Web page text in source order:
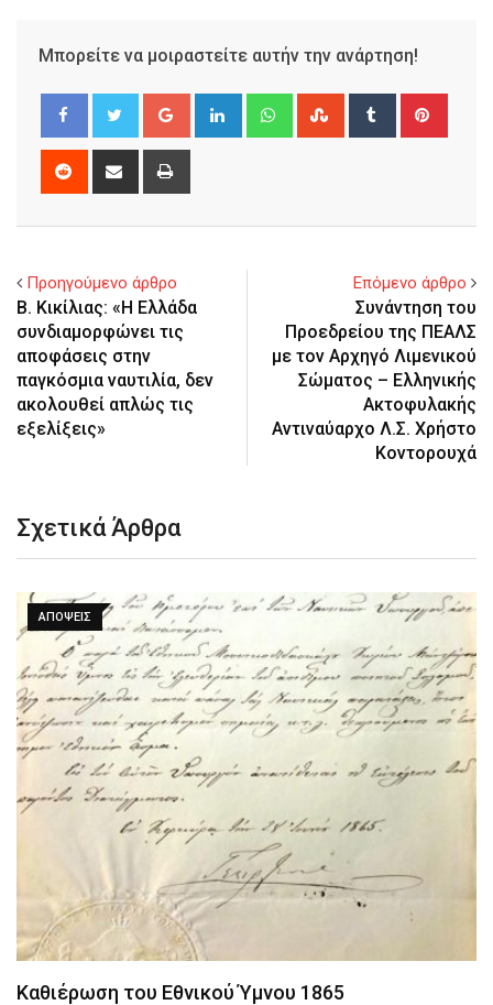
Μπορείτε να μοιραστείτε αυτήν την ανάρτηση!
Google+ LinkedIn WhatsappStumbleUpon
Tumblr
Reddit
Share
Προηγούμενο άρθρο
Β. Κικίλιας: «Η Ελλάδα
συνδιαμορφώνει τις
αποφάσεις στην
παγκόσμια ναυτιλία, δεν
ακολουθεί απλώς τις
εξελίξεις»
Επόμενο άρθρο
Συνάντηση του
Προεδρείου της ΠΕΑΛΣ
με τον Αρχηγό Λιμενικού
Σώματος – Ελληνικής
Ακτοφυλακής
Αντιναύαρχο Λ.Σ. Χρήστο
Κοντορουχά
Σχετικά Άρθρα
ΑΠΌΨΕΙΣ
Καθιέρωση του Εθνικού Ύμνου 1865